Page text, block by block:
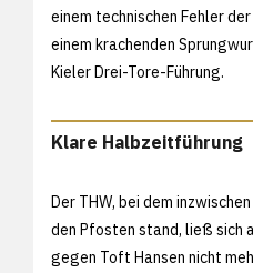
einem technischen Fehler
einem krachenden
Kieler Drei-Tore-Führung.
Klare Halbzeitführung
Der THW, bei dem
den Pfosten stand, ließ sich
gegen Toft Hansen nicht